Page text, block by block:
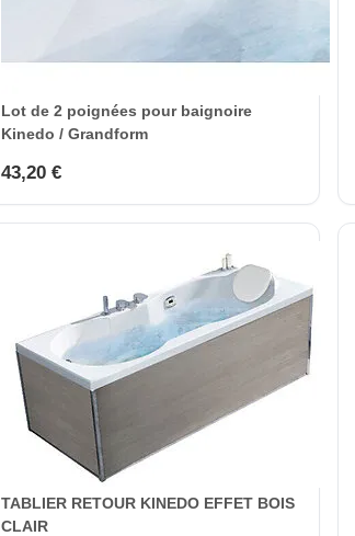
Lot de 2 poignées pour baignoire
Kinedo / Grandform
43,20 €
TABLIER RETOUR KINEDO EFFET BOIS
CLAIR